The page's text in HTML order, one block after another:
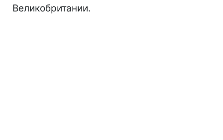
Великобритании.